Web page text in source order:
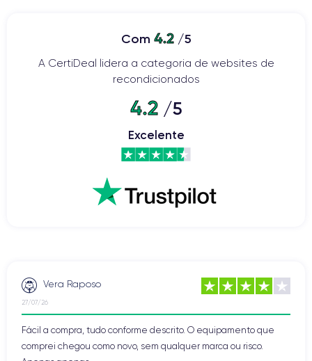
Com 4.2/5
A CertiDeal lidera a categoria de websites de
recondicionados
4.2/5
Excelente
Vera Raposo
27/07/26
Fácil a compra, tudo conforme descrito. O equipamento que
comprei chegou como novo, sem qualquer marca ou risco.